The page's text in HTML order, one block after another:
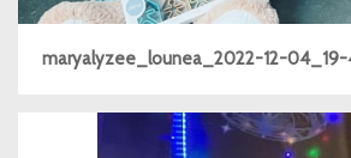
maryalyzee_lounea_2022-12-